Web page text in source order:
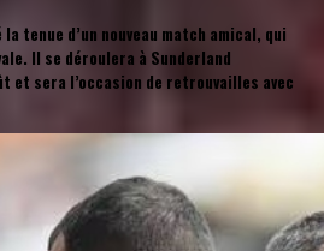
tenue d’un nouveau match amical, qui
Il se déroulera à Sunderland
et sera l’occasion de retrouvailles avec